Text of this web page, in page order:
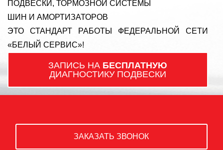
ПОДВЕСКИ, ТОРМОЗНОЙ СИСТЕМЫ
ШИН И АМОРТИЗАТОРОВ
ЭТО СТАНДАРТ РАБОТЫ ФЕДЕРАЛЬНОЙ СЕТИ
«БЕЛЫЙ СЕРВИС»!
ЗАПИСЬ НА БЕСПЛАТНУЮ
ДИАГНОСТИКУ ПОДВЕСКИ
ЗАКАЗАТЬ ЗВОНОК